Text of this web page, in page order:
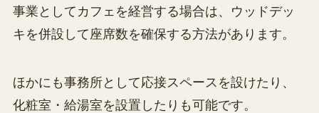
事業としてカフェを経営する場合は、ウッドデッ
キを併設して座席数を確保する方法があります。
ほかにも事務所として応接スペースを設けたり、
化粧室・給湯室を設置したりも可能です。